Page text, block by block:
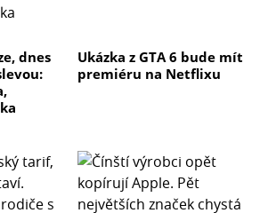
dnes
Ukázka z GTA 6 bude mít
premiéru na Netflixu